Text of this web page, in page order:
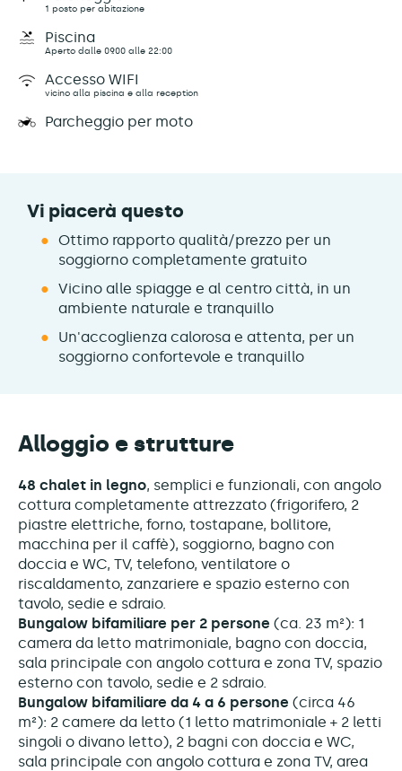
1 posto per abitazione
Piscina
Aperto dalle 09:00 alle 22:00
Accesso WIFI
vicino alla piscina e alla reception
Parcheggio per moto
Vi piacerà questo
Ottimo rapporto qualità/prezzo per un
soggiorno completamente gratuito
Vicino alle spiagge e al centro città, in un
ambiente naturale e tranquillo
Un'accoglienza calorosa e attenta, per un
soggiorno confortevole e tranquillo
Alloggio e strutture
48 chalet in legno, semplici e funzionali, con angolo
cottura completamente attrezzato (frigorifero, 2
piastre elettriche, forno, tostapane, bollitore,
macchina per il caffè), soggiorno, bagno con
doccia e WC, TV, telefono, ventilatore o
riscaldamento, zanzariere e spazio esterno con
tavolo, sedie e sdraio.
Bungalow bifamiliare per 2 persone (ca. 23 m²): 1
camera da letto matrimoniale, bagno con doccia,
sala principale con angolo cottura e zona TV, spazio
esterno con tavolo, sedie e 2 sdraio.
Bungalow bifamiliare da 4 a 6 persone (circa 46
m²): 2 camere da letto (1 letto matrimoniale + 2 letti
singoli o divano letto), 2 bagni con doccia e WC,
sala principale con angolo cottura e zona TV, area